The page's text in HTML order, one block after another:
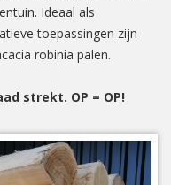
Ideaal als
toepassingen zijn
robinia palen.
strekt. OP = OP!